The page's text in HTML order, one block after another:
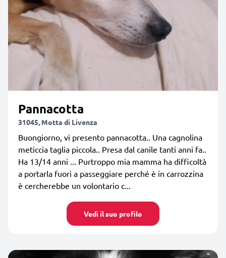
Pannacotta
31045, Motta di Livenza
Buongiorno, vi presento pannacotta.. Una cagnolina
meticcia taglia piccola.. Presa dal canile tanti anni fa..
Ha 13/14 anni ... Purtroppo mia mamma ha difficoltà
a portarla fuori a passeggiare perché è in carrozzina
è cercherebbe un volontario c...
Vedi il suo profilo